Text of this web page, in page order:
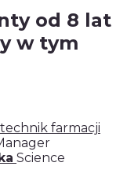
od 8 lat
w tym
farmacji
Science